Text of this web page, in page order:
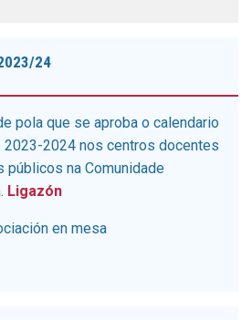
24
pola que se aproba o calendario
2023-2024 nos centros docentes
na Comunidade
Ligazón
en mesa